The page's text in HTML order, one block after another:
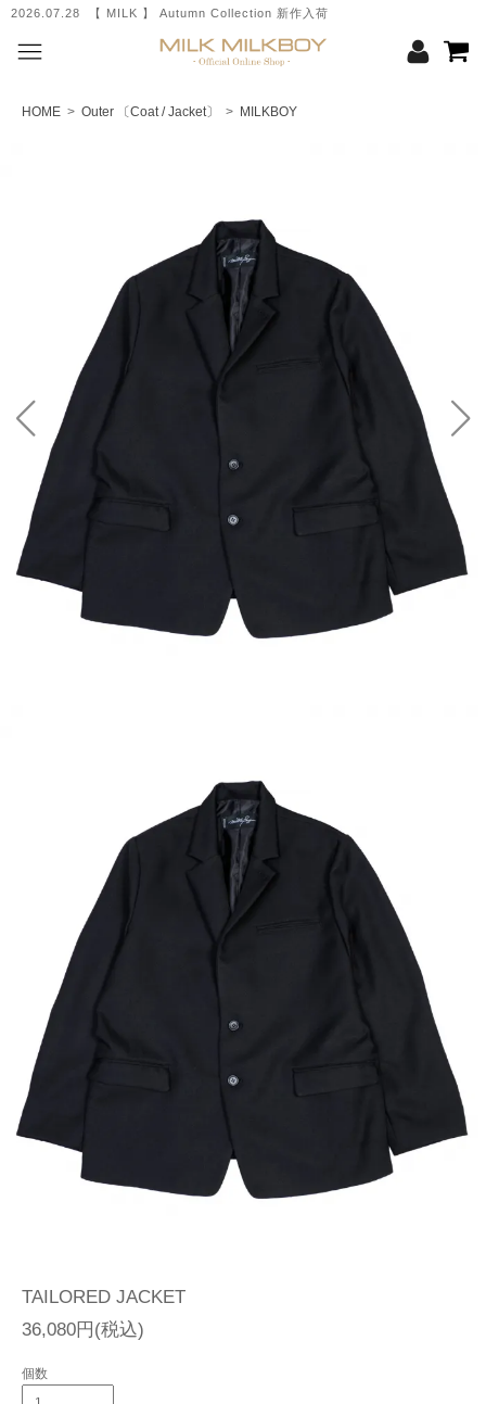
2026.07.28 【 MILK 】 Autumn Collection 新作入荷
HOME > Outer 〔Coat / Jacket〕 > MILKBOY
TAILORED JACKET
36,080円(税込)
個数